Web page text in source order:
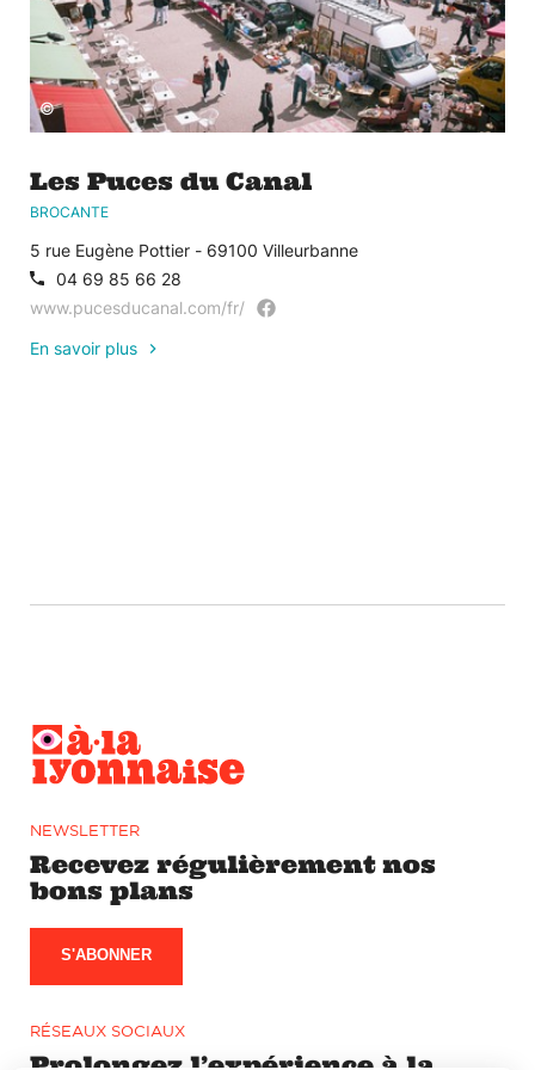
©
Les Puces du Canal
BROCANTE
5 rue Eugène Pottier - 69100 Villeurbanne
04 69 85 66 28
www.pucesducanal.com/fr/
En savoir plus
NEWSLETTER
Recevez régulièrement nos
bons plans
S'ABONNER
RÉSEAUX SOCIAUX